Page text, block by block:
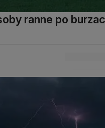
ranne po